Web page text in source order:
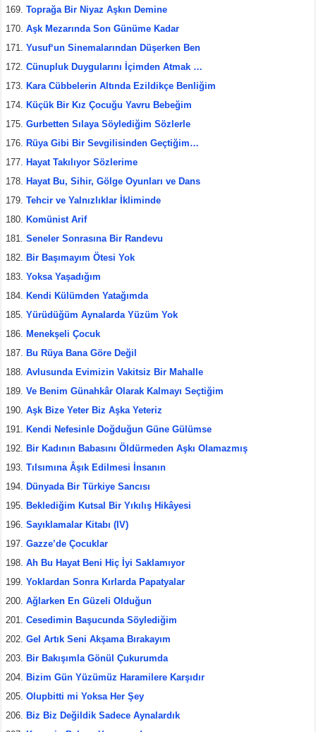
Toprağa Bir Niyaz Aşkın Demine
Aşk Mezarında Son Günüme Kadar
Yusuf‘un Sinemalarından Düşerken Ben
Cünupluk Duygularını İçimden Atmak …
Kara Cübbelerin Altında Ezildikçe Benliğim
Küçük Bir Kız Çocuğu Yavru Bebeğim
Gurbetten Sılaya Söylediğim Sözlerle
Rüya Gibi Bir Sevgilisinden Geçtiğim…
Hayat Takılıyor Sözlerime
Hayat Bu, Sihir, Gölge Oyunları ve Dans
Tehcir ve Yalnızlıklar İkliminde
Komünist Arif
Seneler Sonrasına Bir Randevu
Bir Başımayım Ötesi Yok
Yoksa Yaşadığım
Kendi Külümden Yatağımda
Yürüdüğüm Aynalarda Yüzüm Yok
Menekşeli Çocuk
Bu Rüya Bana Göre Değil
Avlusunda Evimizin Vakitsiz Bir Mahalle
Ve Benim Günahkâr Olarak Kalmayı Seçtiğim
Aşk Bize Yeter Biz Aşka Yeteriz
Kendi Nefesinle Doğduğun Güne Gülümse
Bir Kadının Babasını Öldürmeden Aşkı Olamazmış
Tılsımına Âşık Edilmesi İnsanın
Dünyada Bir Türkiye Sancısı
Beklediğim Kutsal Bir Yıkılış Hikâyesi
Sayıklamalar Kitabı (IV)
Gazze’de Çocuklar
Ah Bu Hayat Beni Hiç İyi Saklamıyor
Yoklardan Sonra Kırlarda Papatyalar
Ağlarken En Güzeli Olduğun
Cesedimin Başucunda Söylediğim
Gel Artık Seni Akşama Bırakayım
Bir Bakışımla Gönül Çukurumda
Bizim Gün Yüzümüz Haramilere Karşıdır
Olupbitti mi Yoksa Her Şey
Biz Biz Değildik Sadece Aynalardık